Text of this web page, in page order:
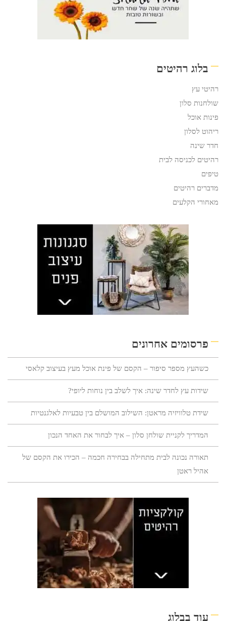
בלוג רהיטים
רהיטי עץ
שולחנות סלון
פינות אוכל
ריהוט לסלון
חדר שינה
רהיטים לכניסה לבית
טיפים
מדברים רהיטים
מאחורי הקלעים
פרסומים אחרונים
כשהעץ מספר סיפור – הקסם של פינת אוכל מעץ בעיצוב קלאסי
שידות עץ לחדר שינה: איך לשלב בין נוחות ליופי?
שידת טלוויזיה מראטן: השילוב המושלם בין טבעיות לאלגנטיות
המדריך לקניית שולחן סלון – איך לבחור את האחד הנכון
תאורה נכונה לבית מתחילה בבחירה חכמה – הכירו את הקסם של
אהיל ראטן
עוד בבלוג